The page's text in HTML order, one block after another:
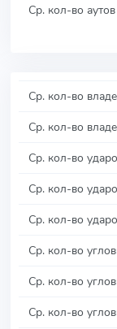
Ср. кол-во аутов
Ср. кол-во
Ср. кол-во
Ср. кол-во
Ср. кол-во
Ср. кол-во
Ср. кол-во
Ср. кол-во
Ср. кол-во